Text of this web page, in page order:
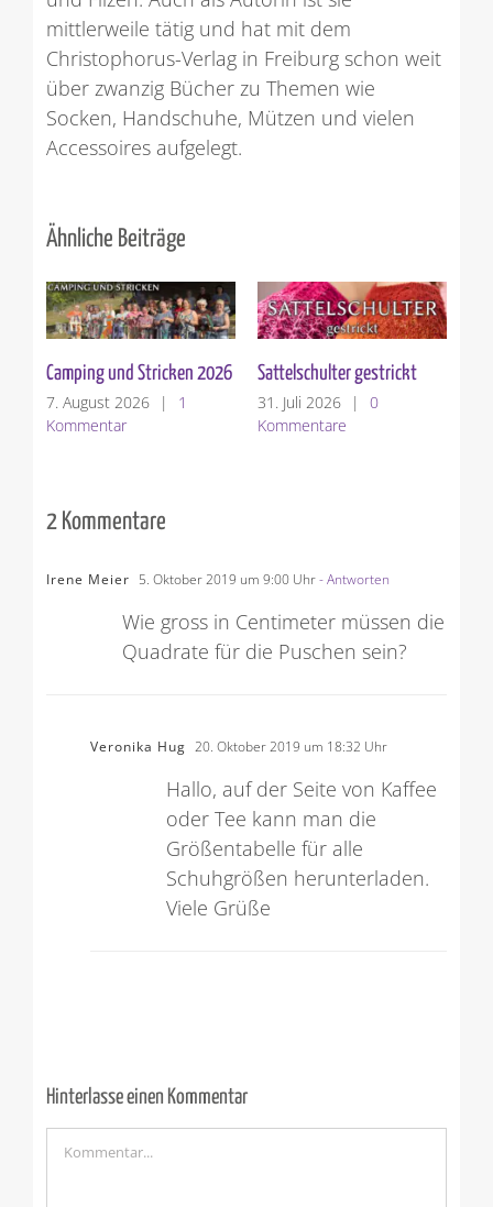
mittlerweile tätig und hat mit dem
Christophorus-Verlag in Freiburg schon weit
über zwanzig Bücher zu Themen wie
Socken, Handschuhe, Mützen und vielen
Accessoires aufgelegt.
Ähnliche Beiträge
Die Sattelschulter
24. Juli 2026 |
1
Kommentar
Garnvorstellung: Woolly
Hugs BOUCLE`
17. Juli 2026
Wie gross in Centimeter müssen die
Hallo, auf der Seite von Kaffee
oder Tee kann man die
Größentabelle für alle
Schuhgrößen herunterladen.
Hinterlasse einen Kommentar